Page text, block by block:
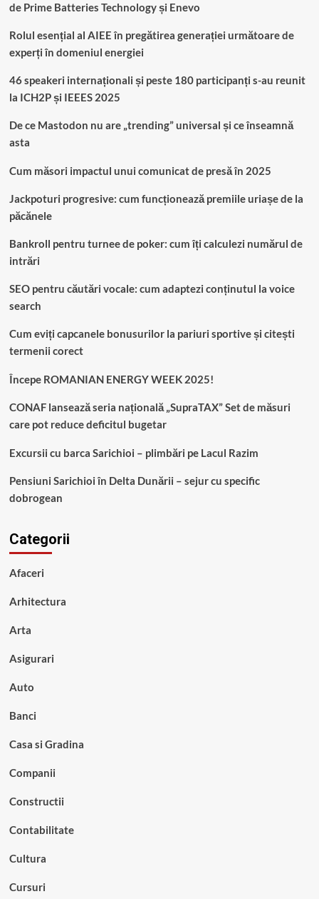
de Prime Batteries Technology și Enevo
Rolul esențial al AIEE în pregătirea generației următoare de
experți în domeniul energiei
46 speakeri internaționali și peste 180 participanți s-au reunit
la ICH2P și IEEES 2025
De ce Mastodon nu are „trending” universal și ce înseamnă
asta
Cum măsori impactul unui comunicat de presă în 2025
Jackpoturi progresive: cum funcționează premiile uriașe de la
păcănele
Bankroll pentru turnee de poker: cum îți calculezi numărul de
intrări
SEO pentru căutări vocale: cum adaptezi conținutul la voice
search
Cum eviți capcanele bonusurilor la pariuri sportive și citești
termenii corect
Începe ROMANIAN ENERGY WEEK 2025!
CONAF lansează seria națională „SupraTAX” Set de măsuri
care pot reduce deficitul bugetar
Excursii cu barca Sarichioi – plimbări pe Lacul Razim
Pensiuni Sarichioi în Delta Dunării – sejur cu specific
dobrogean
Categorii
Afaceri
Arhitectura
Arta
Asigurari
Auto
Banci
Casa si Gradina
Companii
Constructii
Contabilitate
Cultura
Cursuri